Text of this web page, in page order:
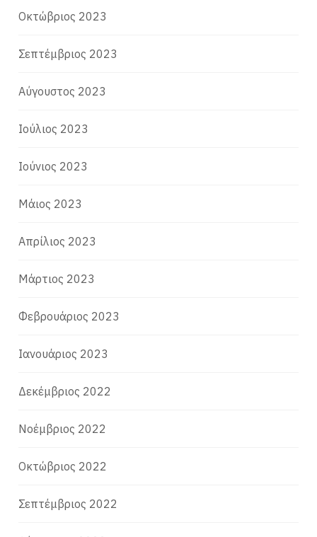
Οκτώβριος 2023
Σεπτέμβριος 2023
Αύγουστος 2023
Ιούλιος 2023
Ιούνιος 2023
Μάιος 2023
Απρίλιος 2023
Μάρτιος 2023
Φεβρουάριος 2023
Ιανουάριος 2023
Δεκέμβριος 2022
Νοέμβριος 2022
Οκτώβριος 2022
Σεπτέμβριος 2022